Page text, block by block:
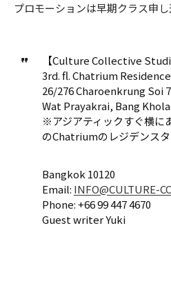
プロモーションは早期クラス申
【Culture Collective
3rd. fl. Chatrium
26/276 Charoenkrung Soi
Wat Prayakrai, Bang
※アジアティックすぐ横に
のChatriumのレジデンスタ
Bangkok 10120
Email: INFO@CULTURE-
Phone: +66 99 447 4670
Guest writer Yuki